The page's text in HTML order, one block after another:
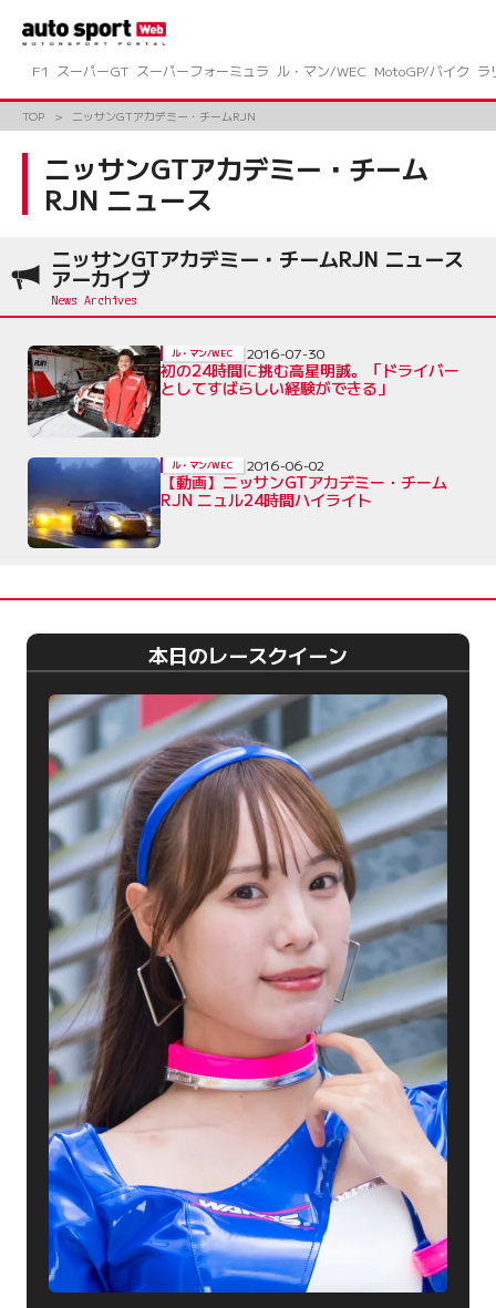
ツ
ス
F1 スーパーGT スーパーフォーミュラ ル・マン/WEC MotoGP/バイク ラ
TOP ニッサンGTアカデミー・チームRJN
ニッサンGTアカデミー・チーム
RJN ニュース
ニッサンGTアカデミー・チームRJN ニュース
アーカイブ
初の24時間に挑む高星明誠。「ドライバー
としてすばらしい経験ができる」
ル・マン/WEC 2016-07-30
【動画】ニッサンGTアカデミー・チーム
RJN ニュル24時間ハイライト
ル・マン/WEC 2016-06-02
本日のレースクイーン